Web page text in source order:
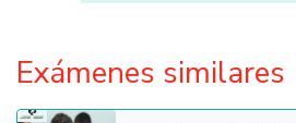
Exámenes similares